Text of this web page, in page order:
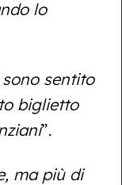
lo
sentito
biglietto
”.
ma più di